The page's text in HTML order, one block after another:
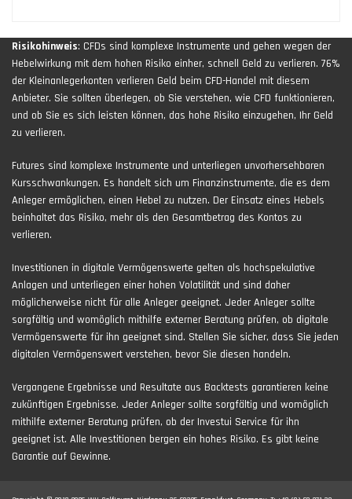
Risikohinweis: CFDs sind komplexe Instrumente und gehen wegen der
Hebelwirkung mit dem hohen Risiko einher, schnell Geld zu verlieren. 76%
der Kleinanlegerkonten verlieren Geld beim CFD-Handel mit diesem
Anbieter. Sie sollten überlegen, ob Sie verstehen, wie CFD funktionieren,
und ob Sie es sich leisten können, das hohe Risiko einzugehen, Ihr Geld
zu verlieren.
Futures sind komplexe Instrumente und unterliegen unvorhersehbaren
Kursschwankungen. Es handelt sich um Finanzinstrumente, die es dem
Anleger ermöglichen, einen Hebel zu nutzen. Der Einsatz eines Hebels
beinhaltet das Risiko, mehr als den Gesamtbetrag des Kontos zu
verlieren.
Investitionen in digitale Vermögenswerte gelten als hochspekulative
Anlagen und unterliegen einer hohen Volatilität und sind daher
möglicherweise nicht für alle Anleger geeignet. Jeder Anleger sollte
sorgfältig und womöglich mithilfe externer Beratung prüfen, ob digitale
Vermögenswerte für ihn geeignet sind. Stellen Sie sicher, dass Sie jeden
digitalen Vermögenswert verstehen, bevor Sie diesen handeln.
Vergangene Ergebnisse und Resultate aus Backtests garantieren keine
zukünftigen Ergebnisse. Jeder Anleger sollte sorgfältig und womöglich
mithilfe externer Beratung prüfen, ob der Investui Service für ihn
geeignet ist. Alle Investitionen bergen ein hohes Risiko. Es gibt keine
Garantie auf Gewinne.